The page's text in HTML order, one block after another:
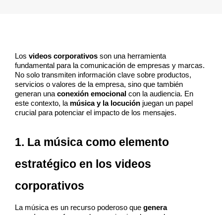
Los videos corporativos son una herramienta
fundamental para la comunicación de empresas y marcas.
No solo transmiten información clave sobre productos,
servicios o valores de la empresa, sino que también
generan una conexión emocional con la audiencia. En
este contexto, la música y la locución juegan un papel
crucial para potenciar el impacto de los mensajes.
1. La música como elemento
estratégico en los videos
corporativos
La música es un recurso poderoso que genera